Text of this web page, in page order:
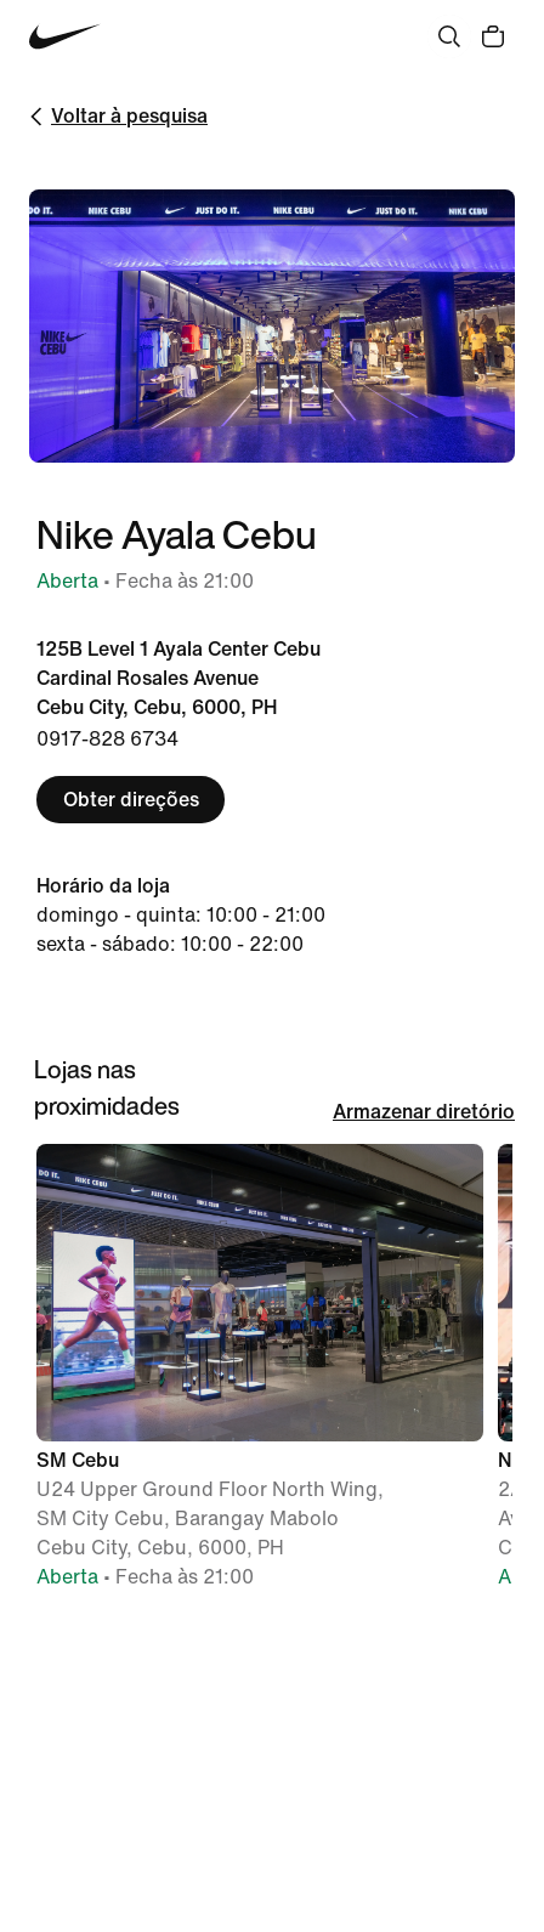
Voltar à pesquisa
Nike Ayala Cebu
Aberta • Fecha às 21:00
125B Level 1 Ayala Center Cebu
Cardinal Rosales Avenue
Cebu City, Cebu, 6000, PH
0917-828 6734
Obter direções
Horário da loja
domingo - quinta: 10:00 - 21:00
sexta - sábado: 10:00 - 22:00
Lojas nas
proximidades
Armazenar diretório
SM Cebu
U24 Upper Ground Floor North Wing,
SM City Cebu, Barangay Mabolo
Cebu City, Cebu, 6000, PH
Aberta • Fecha às 21:00
2/F
Ave.